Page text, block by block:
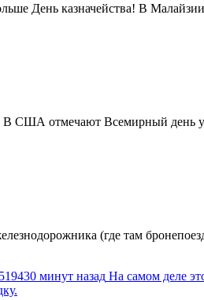
День казначейства! В
В США отмечают Всемирный день
(где там
минут назад На самом деле